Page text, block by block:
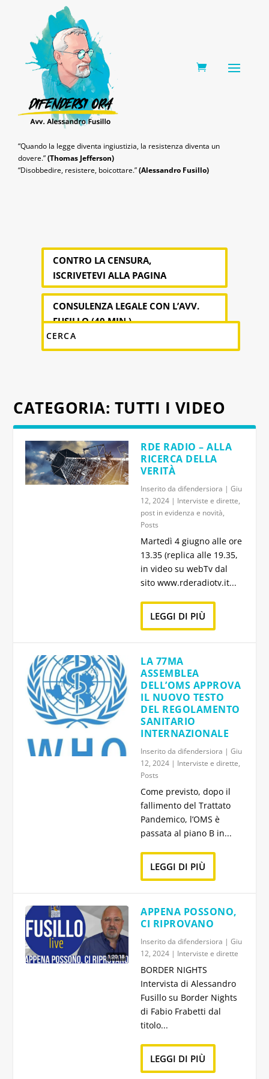
“Quando la legge diventa ingiustizia, la resistenza diventa un
dovere.”(Thomas Jefferson)
“Disobbedire, resistere, boicottare.”(Alessandro Fusillo)
CONTRO LA CENSURA,
ISCRIVETEVI ALLA PAGINA
CONSULENZA LEGALE CON L’AVV.
FUSILLO (40 MIN.)
CATEGORIA: TUTTI I VIDEO
RDE RADIO – ALLA
RICERCA DELLA
VERITÀ
Inserito da difendersiora | Giu
12, 2024 | Interviste e dirette,
post in evidenza e novità,
Posts
Martedì 4 giugno alle ore
13.35 (replica alle 19.35,
in video su webTv dal
sito www.rderadiotv.it...
LEGGI DI PIÙ
LA 77MA
ASSEMBLEA
DELL’OMS APPROVA
IL NUOVO TESTO
DEL REGOLAMENTO
SANITARIO
INTERNAZIONALE
Inserito da difendersiora | Giu
12, 2024 | Interviste e dirette,
Posts
Come previsto, dopo il
fallimento del Trattato
Pandemico, l’OMS è
passata al piano B in...
LEGGI DI PIÙ
APPENA POSSONO,
CI RIPROVANO
Inserito da difendersiora | Giu
12, 2024 | Interviste e dirette
BORDER NIGHTS
Intervista di Alessandro
Fusillo su Border Nights
di Fabio Frabetti dal
titolo...
LEGGI DI PIÙ